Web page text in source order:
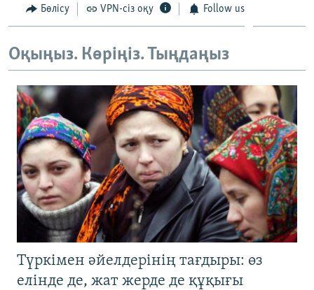
Бөлісу VPN-сіз оқу Follow us
Оқыңыз. Көріңіз. Тыңдаңыз
Түркімен әйелдерінің тағдыры: өз
елінде де, жат жерде де құқығы